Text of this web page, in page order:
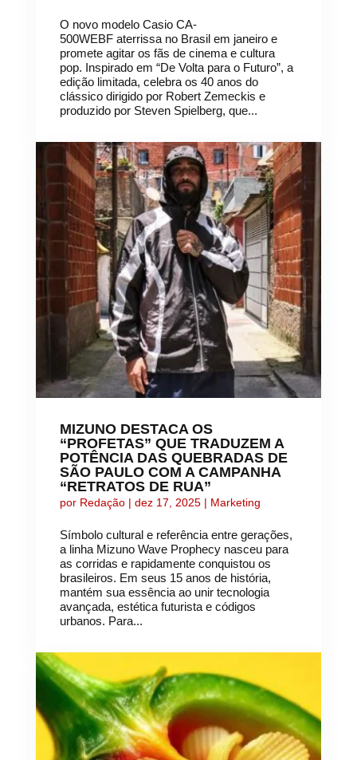
O novo modelo Casio CA-
500WEBF aterrissa no Brasil em janeiro e
promete agitar os fãs de cinema e cultura
pop. Inspirado em “De Volta para o Futuro”, a
edição limitada, celebra os 40 anos do
clássico dirigido por Robert Zemeckis e
produzido por Steven Spielberg, que...
MIZUNO DESTACA OS
“PROFETAS” QUE TRADUZEM A
POTÊNCIA DAS QUEBRADAS DE
SÃO PAULO COM A CAMPANHA
“RETRATOS DE RUA”
por Redação| dez 17, 2025| Marketing
Símbolo cultural e referência entre gerações,
a linha Mizuno Wave Prophecy nasceu para
as corridas e rapidamente conquistou os
brasileiros. Em seus 15 anos de história,
mantém sua essência ao unir tecnologia
avançada, estética futurista e códigos
urbanos. Para...